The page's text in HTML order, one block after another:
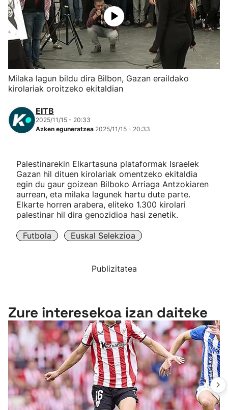
Herri-kirolak
Eskubaloia
Kirolak 360
Mendi-lasterketak
"Helmuga"
Milaka lagun bildu dira Bilbon, Gazan eraildako
kirolariak oroitzeko ekitaldian
EITB
2025/11/15 - 20:33
Azken eguneratzea 2025/11/15 - 20:33
Palestinarekin Elkartasuna plataformak Israelek
Gazan hil dituen kirolariak omentzeko ekitaldia
egin du gaur goizean Bilboko Arriaga Antzokiaren
aurrean, eta milaka lagunek hartu dute parte.
Elkarte horren arabera, eliteko 1.300 kirolari
palestinar hil dira genozidioa hasi zenetik.
Futbola Euskal Selekzioa
Publizitatea
Zure interesekoa izan daiteke